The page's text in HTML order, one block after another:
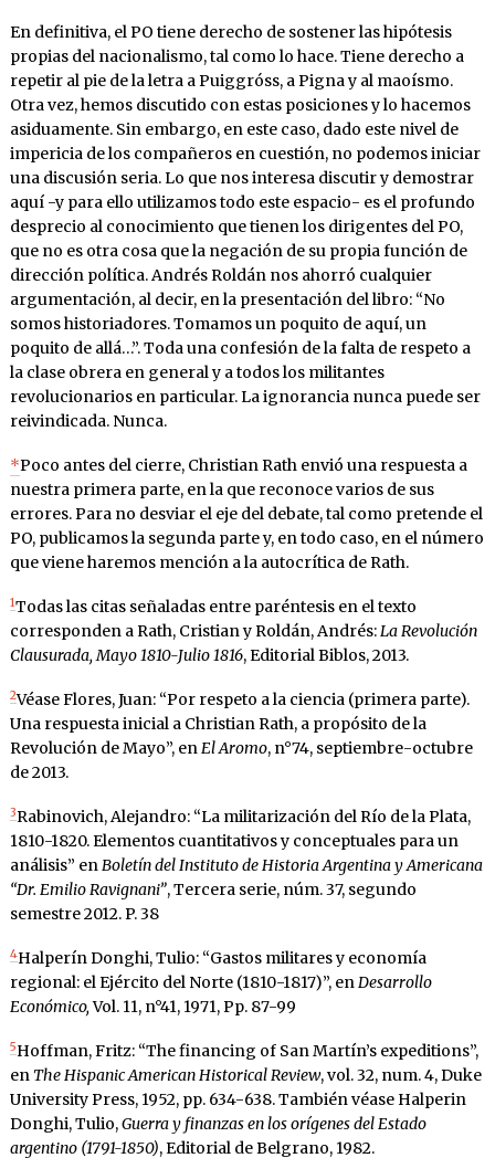
En definitiva, el PO tiene derecho de sostener las hipótesis
propias del nacionalismo, tal como lo hace. Tiene derecho a
repetir al pie de la letra a Puiggróss, a Pigna y al maoísmo.
Otra vez, hemos discutido con estas posiciones y lo hacemos
asiduamente. Sin embargo, en este caso, dado este nivel de
impericia de los compañeros en cuestión, no podemos iniciar
una discusión seria. Lo que nos interesa discutir y demostrar
aquí -y para ello utilizamos todo este espacio- es el profundo
desprecio al conocimiento que tienen los dirigentes del PO,
que no es otra cosa que la negación de su propia función de
dirección política. Andrés Roldán nos ahorró cualquier
argumentación, al decir, en la presentación del libro: “No
somos historiadores. Tomamos un poquito de aquí, un
poquito de allá…”. Toda una confesión de la falta de respeto a
la clase obrera en general y a todos los militantes
revolucionarios en particular. La ignorancia nunca puede ser
reivindicada. Nunca.
*Poco antes del cierre, Christian Rath envió una respuesta a
nuestra primera parte, en la que reconoce varios de sus
errores. Para no desviar el eje del debate, tal como pretende el
PO, publicamos la segunda parte y, en todo caso, en el número
que viene haremos mención a la autocrítica de Rath.
1Todas las citas señaladas entre paréntesis en el texto
corresponden a Rath, Cristian y Roldán, Andrés:La Revolución
Clausurada, Mayo 1810-Julio 1816, Editorial Biblos, 2013.
2Véase Flores, Juan: “Por respeto a la ciencia (primera parte).
Una respuesta inicial a Christian Rath, a propósito de la
Revolución de Mayo”, enEl Aromo, n°74, septiembre-octubre
de 2013.
3Rabinovich, Alejandro: “La militarización del Río de la Plata,
1810-1820. Elementos cuantitativos y conceptuales para un
análisis” enBoletín del Instituto de Historia Argentina y Americana
“Dr. Emilio Ravignani”, Tercera serie, núm. 37, segundo
semestre 2012. P. 38
4Halperín Donghi, Tulio: “Gastos militares y economía
regional: el Ejército del Norte (1810-1817)”, enDesarrollo
Económico,Vol. 11, n°41, 1971, Pp. 87-99
5Hoffman, Fritz: “The financing of San Martín’s expeditions”,
en The Hispanic American Historical Review, vol. 32, num. 4, Duke
University Press, 1952, pp. 634-638. También véase Halperin
Donghi, Tulio,Guerra y finanzas en los orígenes del Estado
argentino (1791-1850), Editorial de Belgrano, 1982.